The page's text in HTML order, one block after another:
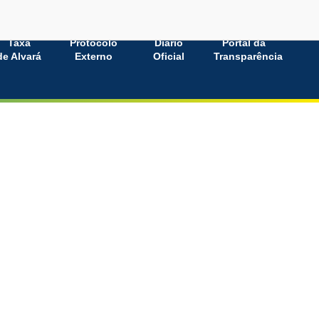
Taxa
Alvará
Protocolo
Externo
Diário
Oficial
Portal da
Transparência